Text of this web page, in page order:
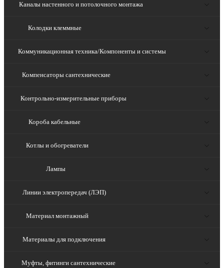
Каналы настенного и потолочного монтажа
Колодки клеммные
Коммуникационная техника/Компоненты и системы
Компенсаторы сантехнические
Контрольно-измерительные приборы
Короба кабельные
Котлы и обогреватели
Лампы
Линии электропередач (ЛЭП)
Материал монтажный
Материалы для подключения
Муфты, фитинги сантехнические